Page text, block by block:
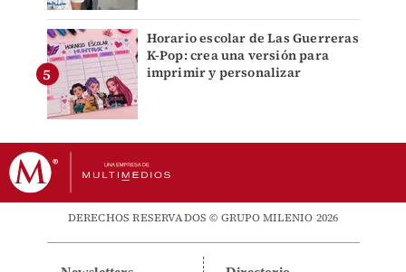
Horario escolar de Las Guerreras
K-Pop: crea una versión para
imprimir y personalizar
DERECHOS RESERVADOS © GRUPO MILENIO 2026